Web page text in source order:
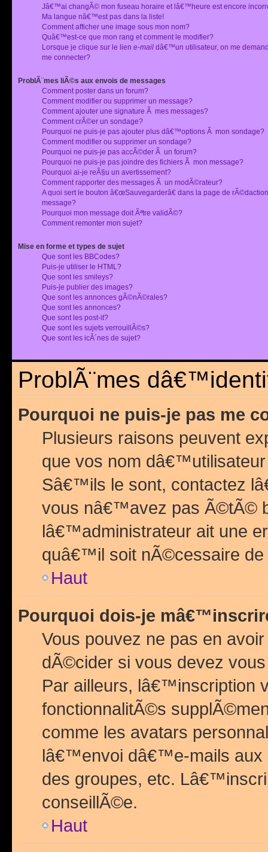
Jâ€™ai changÃ© mon fuseau horaire et lâ€™heure est encore
Ma langue nâ€™est pas dans la liste!
Comment afficher une image sous mon nom?
Quâ€™est-ce que mon rang et comment le modifier?
Lorsque je clique sur le lien e-mail dâ€™un utilisateur, on me
me connecter?
ProblÃ¨mes liÃ©s aux envois de messages
Comment poster dans un forum?
Comment modifier ou supprimer un message?
Comment ajouter une signature Ã mes messages?
Comment crÃ©er un sondage?
Pourquoi ne puis-je pas ajouter plus dâ€™options Ã mon sondage?
Comment modifier ou supprimer un sondage?
Pourquoi ne puis-je pas accÃ©der Ã un forum?
Pourquoi ne puis-je pas joindre des fichiers Ã mon message?
Pourquoi ai-je reÃ§u un avertissement?
Comment rapporter des messages Ã un modÃ©rateur?
A quoi sert le bouton â€œSauvegarderâ€ dans la page de
message?
Pourquoi mon message doit Ãªtre validÃ©?
Comment remonter mon sujet?
Mise en forme et types de sujet
Que sont les BBCodes?
Puis-je utiliser le HTML?
Que sont les smileys?
Puis-je publier des images?
Que sont les annonces gÃ©nÃ©rales?
Que sont les annonces?
Que sont les post-it?
Que sont les sujets verrouillÃ©s?
Que sont les icÃ´nes de sujet?
ProblÃ¨mes
Pourquoi ne puis-je pas me
Plusieurs raisons peuvent
que vos nom
Sâ€™ils le sont, contactez
vous nâ€™avez pas Ã©tÃ©
lâ€™administrateur ait une
quâ€™il soit nÃ©cessaire de
Haut
Pourquoi dois-je
Vous pouvez ne pas en
dÃ©cider si vous devez
Par ailleurs, lâ€™inscription
fonctionnalitÃ©s
comme les avatars
lâ€™envoi dâ€™e-mails
des groupes, etc.
conseillÃ©e.
Haut